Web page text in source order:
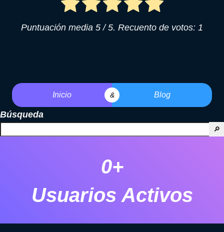
Puntuación media 5 / 5. Recuento de votos: 1
Inicio & Blog
Búsqueda
🔎
0+
Usuarios Activos